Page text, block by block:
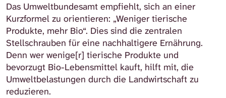
Das Umweltbundesamt empfiehlt, sich an einer
Kurzformel zu orientieren: „Weniger tierische
Produkte, mehr Bio“. Dies sind die zentralen
Stellschrauben für eine nachhaltigere Ernährung.
Denn wer wenige[r] tierische Produkte und
bevorzugt Bio-Lebensmittel kauft, hilft mit, die
Umweltbelastungen durch die Landwirtschaft zu
reduzieren.